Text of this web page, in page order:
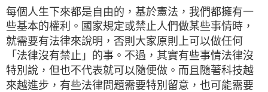
每個人生下來都是自由的，基於憲法，我們都擁有一
些基本的權利。國家規定或禁止人們做某些事情時，
就需要有法律來說明，否則大家原則上可以做任何
「法律沒有禁止」的事。不過，其實有些事情法律沒
特別說，但也不代表就可以隨便做。而且隨著科技越
來越進步，有些法律問題需要特別留意，也可能需要